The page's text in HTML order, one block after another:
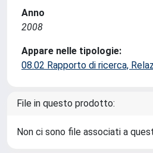
Anno
2008
Appare nelle tipologie:
08.02 Rapporto di ricerca,
File in questo prodotto:
Non ci sono file associati a